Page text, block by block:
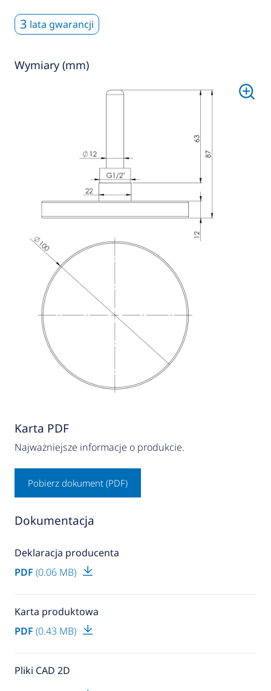
3 lata gwarancji
Wymiary (mm)
Karta PDF
Najważniejsze informacje o produkcie.
Pobierz dokument (PDF)
Dokumentacja
Deklaracja producenta
PDF (0.06 MB)
Karta produktowa
PDF (0.43 MB)
Pliki CAD 2D